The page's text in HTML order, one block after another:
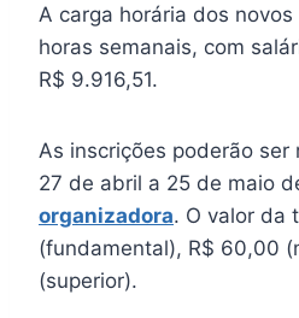
A carga horária dos
horas semanais, com
R$ 9.916,51.
As inscrições poderão
27 de abril a 25 de maio
organizadora. O valor da
(fundamental), R$ 60,00
(superior).